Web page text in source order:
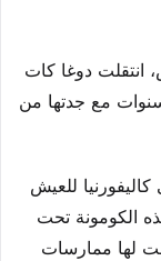
انتقلت دوغا كات
مع جدتها من
للعيش
الكومونة تحت
لها ممارسات